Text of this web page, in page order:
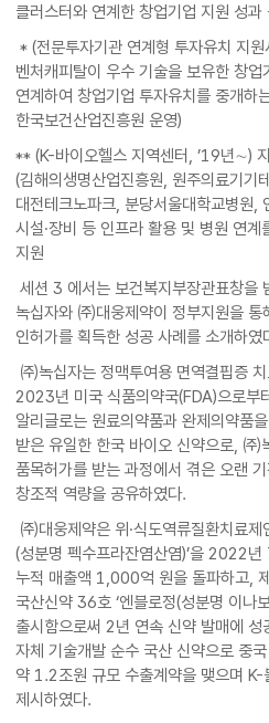
클러스터와 연계한 창업기업 지원 성
* (전문투자기관 연계형 투자유치 지
벤처캐피탈이 우수 기술을 보유한 창업
연계하여 창업기업 투자유치를 중개하
한국보건산업진흥원 운영)
** (K-바이오헬스 지역센터, ’19년∼)
(김해의생명산업진흥원, 원주의료기기
대전테크노파크, 분당서울대학교병원,
시설·장비 등 인프라 활용 및 병원 연
지원
세션 3 에서는 보건복지부장관표창을
녹십자와 ㈜대웅제약이 정부지원을
인허가를 획득한 성공 사례를 소개하였
㈜녹십자는 정맥투여용 면역결핍증
2023년 미국 식품의약국(FDA)으로부
알리글로는 원료의약품과 완제의약품
받은 유일한 한국 바이오 신약으로, ㈜
품목허가를 받는 과정에서 겪은 오랜
창조적 역량을 공유하였다.
㈜대웅제약은 위·식도역류질환치료
(성분명 펙수프라잔염산염)’을 2022
누적 매출액 1,000억 원을 돌파하고,
국산신약 36호 ‘엔블로정(성분명 이나
출시함으로써 2년 연속 신약 발매에 성
자체 기술개발 순수 국산 신약으로 중
약 1.2조원 규모 수출계약을 맺으며 K-
제시하였다.